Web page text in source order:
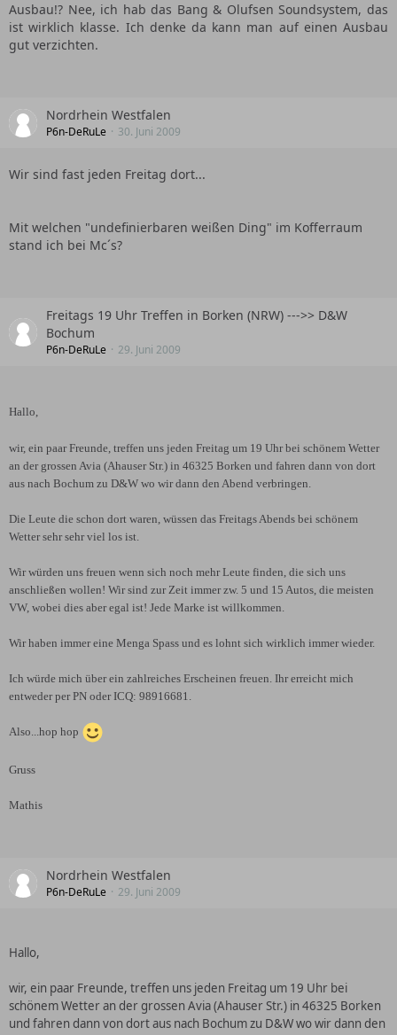
Ausbau!? Nee, ich hab das Bang & Olufsen Soundsystem, das
ist wirklich klasse. Ich denke da kann man auf einen Ausbau
gut verzichten.
Nordrhein Westfalen
P6n-DeRuLe 30. Juni 2009
Wir sind fast jeden Freitag dort...
Mit welchen "undefinierbaren weißen Ding" im Kofferraum
stand ich bei Mc´s?
Freitags 19 Uhr Treffen in Borken (NRW) --->> D&W
Bochum
P6n-DeRuLe 29. Juni 2009
Hallo,
wir, ein paar Freunde, treffen uns jeden Freitag um 19 Uhr bei schönem Wetter
an der grossen Avia (Ahauser Str.) in 46325 Borken und fahren dann von dort
aus nach Bochum zu D&W wo wir dann den Abend verbringen.
Die Leute die schon dort waren, wüssen das Freitags Abends bei schönem
Wetter sehr sehr viel los ist.
Wir würden uns freuen wenn sich noch mehr Leute finden, die sich uns
anschließen wollen! Wir sind zur Zeit immer zw. 5 und 15 Autos, die meisten
VW, wobei dies aber egal ist! Jede Marke ist willkommen.
Wir haben immer eine Menga Spass und es lohnt sich wirklich immer wieder.
Ich würde mich über ein zahlreiches Erscheinen freuen. Ihr erreicht mich
entweder per PN oder ICQ: 98916681.
Also...hop hop
Gruss
Mathis
Nordrhein Westfalen
P6n-DeRuLe 29. Juni 2009
Hallo,
wir, ein paar Freunde, treffen uns jeden Freitag um 19 Uhr bei
schönem Wetter an der grossen Avia (Ahauser Str.) in 46325 Borken
und fahren dann von dort aus nach Bochum zu D&W wo wir dann den